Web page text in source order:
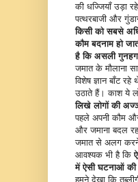
की धज्जियाँ उड़ा
पत्थरबाजी और
किसी को सबसे
कौम बदनाम हो
है कि असली
जमात के मौलाना
विशेष ज्ञान बाँट
उठाते हैं। काश ये
लिखे लोगों की
पहले अपनी कौम
और जमाना बदल
जमात से अलग
आवश्यक भी है कि
में ऐसी घटनाओं की
हमने देखा कि